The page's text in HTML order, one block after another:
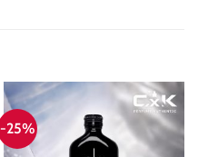
-25%